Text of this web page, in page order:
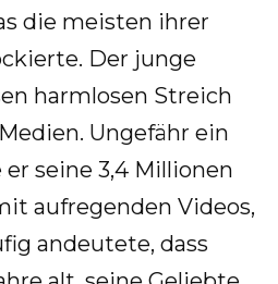
die meisten ihrer
Der junge
harmlosen Streich
Ungefähr ein
seine 3,4 Millionen
aufregenden Videos,
andeutete, dass